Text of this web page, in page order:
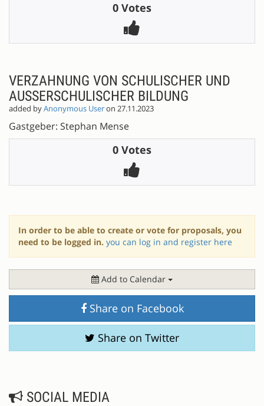
0 Votes
VERZAHNUNG VON SCHULISCHER UND
AUSSERSCHULISCHER BILDUNG
added byAnonymous Useron 27.11.2023
Gastgeber: Stephan Mense
0 Votes
In order to be able to create or vote for proposals, you
need to be logged in. you can log in and register here
Add to Calendar
Share on Facebook
Share on Twitter
SOCIAL MEDIA